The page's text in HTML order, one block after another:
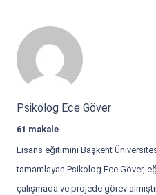
Psikolog Ece Göver
61 makale
Lisans eğitimini Başkent
tamamlayan Psikolog Ece Göver,
çalışmada ve projede görev